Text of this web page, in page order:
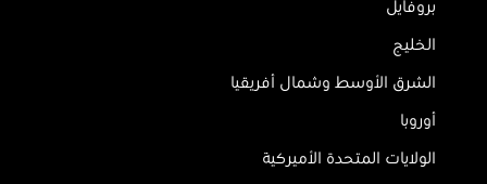
بروفايل
الخليج
الشرق الأوسط وشمال أفريقيا
أوروبا
الولايات المتحدة الأميركية